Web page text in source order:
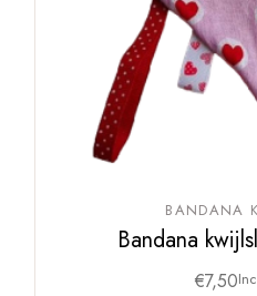
BANDANA
Bandana
€7,50